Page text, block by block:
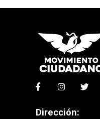
Dirección: